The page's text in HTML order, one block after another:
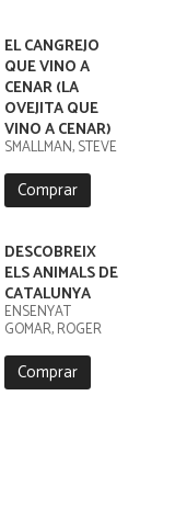
EL CANGREJO
QUE VINO A
CENAR (LA
OVEJITA QUE
VINO A CENAR)
SMALLMAN, STEVE
Comprar
DESCOBREIX
ELS ANIMALS DE
CATALUNYA
ENSENYAT
GOMAR, ROGER
Comprar